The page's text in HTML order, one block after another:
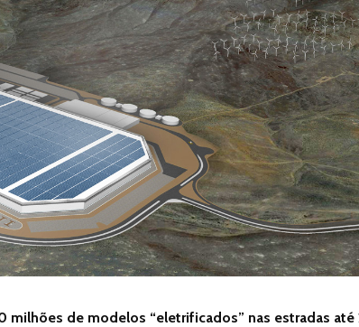
milhões de modelos “eletrificados” nas estradas até